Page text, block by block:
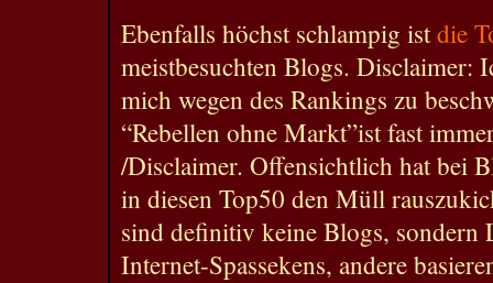
Ebenfalls höchst schlampig istdie
meistbesuchten Blogs. Disclaimer:
mich wegen des Rankings zu
“Rebellen ohne Markt”ist fast
/Disclaimer. Offensichtlich hat bei
in diesen Top50 den Müll
sind definitiv keine Blogs,
Internet-Spassekens, andere